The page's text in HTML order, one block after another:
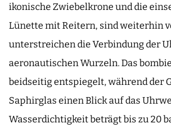
ikonische Zwiebelkrone und die
Lünette mit Reitern, sind weiterhin
unterstreichen die Verbindung der
aeronautischen Wurzeln. Das
beidseitig entspiegelt, während der
Saphirglas einen Blick auf das
Wasserdichtigkeit beträgt bis zu 20